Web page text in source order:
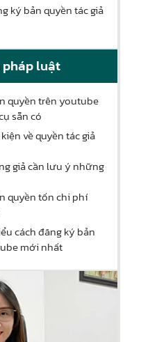
ký bản quyền tác giả
luật
quyền trên youtube
sẵn có
về quyền tác giả
giả cần lưu ý những
quyền tốn chi phí
cách đăng ký bản
mới nhất